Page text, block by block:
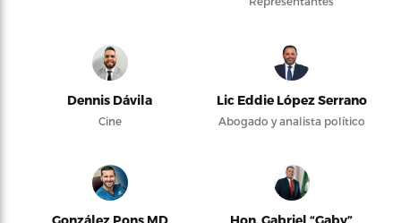
Dennis Dávila
Cine
Lic Eddie López Serrano
Abogado y analista político
González Pons MD
Hon. Gabriel “Gaby”